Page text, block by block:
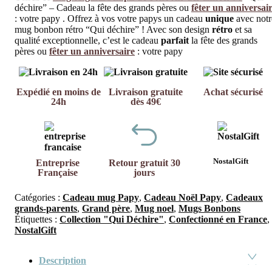
déchire” – Cadeau la fête des grands pères ou fêter un
: votre papy . Offrez à vos votre papys un cadeau unique avec
mug bonbon rétro “Qui déchire” ! Avec son design rétro et sa
qualité exceptionnelle, c’est le cadeau parfait la fête des grands
pères ou fêter un anniversaire : votre papy
Expédié en moins de
24h
Livraison gratuite
dès 49€
Achat sécurisé
Entreprise
Française
Retour gratuit 30
jours
NostalGift
Catégories : Cadeau mug Papy, Cadeau Noël Papy, Cadeaux
grands-parents, Grand père, Mug noel, Mugs Bonbons
Étiquettes : Collection "Qui Déchire", Confectionné en France,
NostalGift
Description